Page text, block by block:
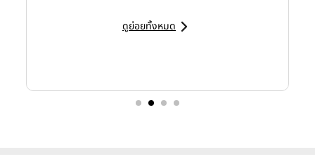
ดูย่อยทั้งหมด